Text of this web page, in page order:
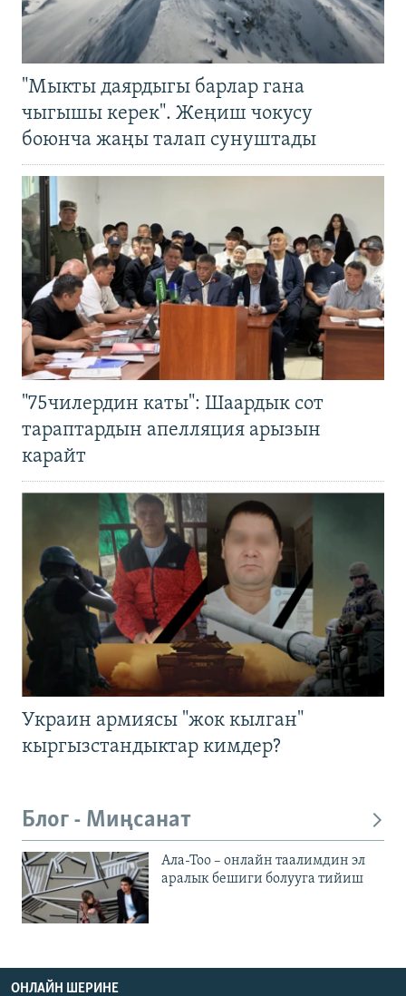
"Мыкты даярдыгы барлар гана
чыгышы керек". Жеңиш чокусу
боюнча жаңы талап сунуштады
"75чилердин каты": Шаардык сот
тараптардын апелляция арызын
карайт
Украин армиясы "жок кылган"
кыргызстандыктар кимдер?
Блог - Миңсанат
Ала-Тоо – онлайн таалимдин эл
аралык бешиги болууга тийиш
ОНЛАЙН ШЕРИНЕ